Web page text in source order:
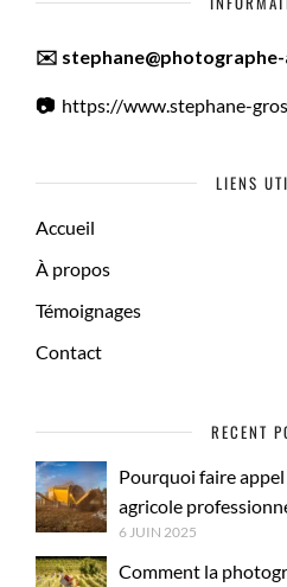
✉️
📷 https://www.stephane-
LIENS
Accueil
À propos
Témoignages
Contact
RECENT
Pourquoi faire
agricole
6 JUIN 2025
Comment la